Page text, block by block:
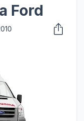
Ford